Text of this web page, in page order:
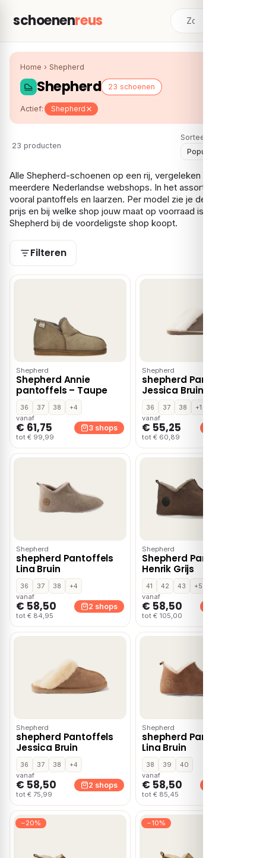
schoenenreus
Home › Shepherd
Shepherd 23 schoenen
Actief: Shepherd
23 producten
Sorteer:
Alle Shepherd-schoenen op een rij, vergeleken over
meerdere Nederlandse webshops. In het assortiment vind je
vooral pantoffels en laarzen. Per model zie je de laagste
prijs en bij welke shop jouw maat op voorraad is, zodat je je
Shepherd bij de voordeligste shop koopt.
Filteren
Shepherd
Shepherd Annie
pantoffels – Taupe
36 37 38
+4
vanaf
€ 61,75
tot € 99,99
3 shops
Shepherd
shepherd Pantoffels
Jessica Bruin
36 37 38
+1
vanaf
€ 55,25
tot € 60,89
Shepherd
shepherd Pantoffels
Lina Bruin
36 37 38
+4
vanaf
€ 58,50
tot € 84,95
2 shops
Shepherd
Shepherd Pantoffels
Henrik Grijs
41 42 43
+5
vanaf
€ 58,50
tot € 105,00
Shepherd
shepherd Pantoffels
Jessica Bruin
36 37 38
+4
vanaf
€ 58,50
tot € 75,99
2 shops
Shepherd
shepherd Pantoffels
Lina Bruin
38 39
40
vanaf
€ 58,50
tot € 85,45
−20% −10%